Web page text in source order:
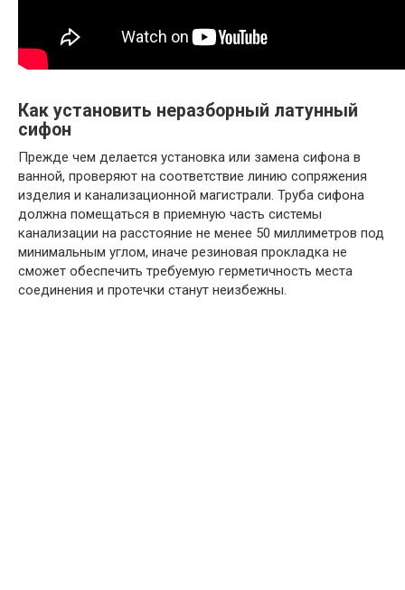
Как установить неразборный латунный
сифон
Прежде чем делается установка или замена сифона в
ванной, проверяют на соответствие линию сопряжения
изделия и канализационной магистрали. Труба сифона
должна помещаться в приемную часть системы
канализации на расстояние не менее 50 миллиметров под
минимальным углом, иначе резиновая прокладка не
сможет обеспечить требуемую герметичность места
соединения и протечки станут неизбежны.